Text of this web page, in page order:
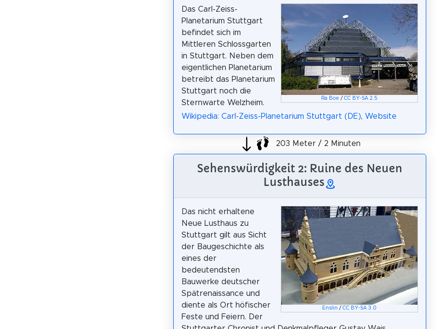
Ra Boe /CC BY-SA 2.5
Das Carl-Zeiss-
Planetarium Stuttgart
befindet sich im
Mittleren Schlossgarten
in Stuttgart. Neben dem
eigentlichen Planetarium
betreibt das Planetarium
Stuttgart noch die
Sternwarte Welzheim.
Wikipedia: Carl-Zeiss-Planetarium Stuttgart (DE), Website
203 Meter / 2 Minuten
Sehenswürdigkeit 2: Ruine des Neuen
Lusthauses
Enslin /CC BY-SA 3.0
Das nicht erhaltene
Neue Lusthaus zu
Stuttgart gilt aus Sicht
der Baugeschichte als
eines der
bedeutendsten
Bauwerke deutscher
Spätrenaissance und
diente als Ort höfischer
Feste und Feiern. Der